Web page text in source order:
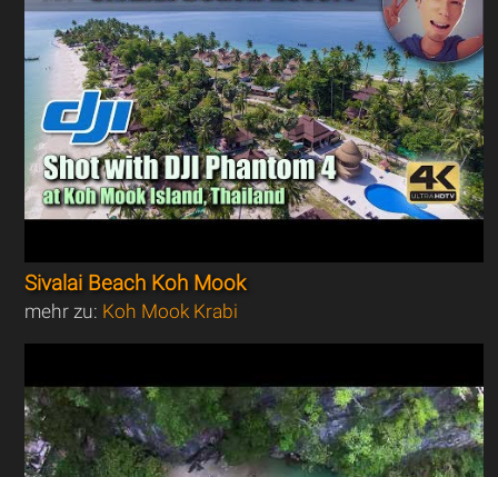
Sivalai Beach Koh Mook
mehr zu: Koh Mook Krabi